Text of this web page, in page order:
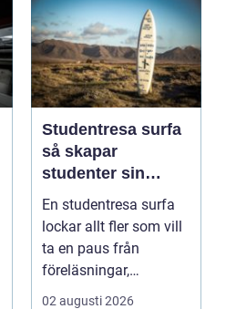
Studentresa surfa
så skapar
studenter sin
ultimata paus från
plugget
En studentresa surfa
lockar allt fler som vill
ta en paus från
föreläsningar,
tentaplugg och sena
02 augusti 2026